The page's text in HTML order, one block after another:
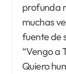
profunda
muchas
fuente de
“Vengo a
Quiero